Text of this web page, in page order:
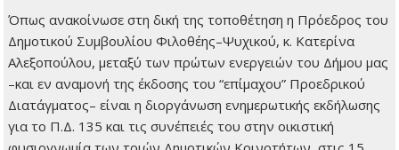
Όπως ανακοίνωσε στη δική της τοποθέτηση η Πρόεδρος του
Δημοτικού Συμβουλίου Φιλοθέης–Ψυχικού, κ. Κατερίνα
Αλεξοπούλου, μεταξύ των πρώτων ενεργειών του Δήμου μας
–και εν αναμονή της έκδοσης του “επίμαχου” Προεδρικού
Διατάγματος– είναι η διοργάνωση ενημερωτικής εκδήλωσης
για το Π.Δ. 135 και τις συνέπειές του στην οικιστική